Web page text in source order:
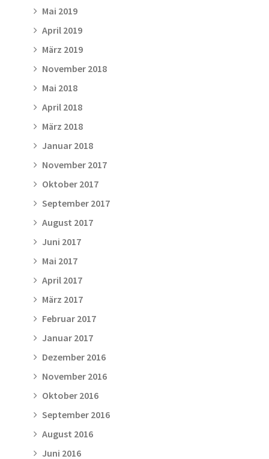
Mai 2019
April 2019
März 2019
November 2018
Mai 2018
April 2018
März 2018
Januar 2018
November 2017
Oktober 2017
September 2017
August 2017
Juni 2017
Mai 2017
April 2017
März 2017
Februar 2017
Januar 2017
Dezember 2016
November 2016
Oktober 2016
September 2016
August 2016
Juni 2016